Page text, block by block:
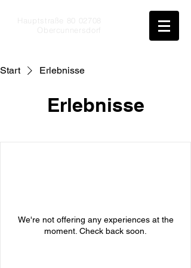
Hauptstraße
Obercunnersdorf
Start Erlebnisse
Erlebnisse
We're not offering any experiences at the
moment. Check back soon.